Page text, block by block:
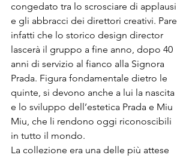
congedato tra lo scrosciare di applausi
e gli abbracci dei direttori creativi. Pare
infatti che lo storico design director
lascerà il gruppo a fine anno, dopo 40
anni di servizio al fianco alla Signora
Prada. Figura fondamentale dietro le
quinte, si devono anche a lui la nascita
e lo sviluppo dell’estetica Prada e Miu
Miu, che li rendono oggi riconoscibili
in tutto il mondo.
La collezione era una delle più attese